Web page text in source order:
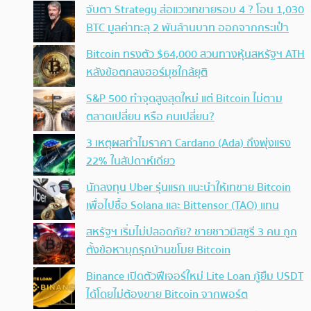
จับตา Strategy ส่อแววเทขายรอบ 4 ? โอน 1,030
BTC มูลค่าทะลุ 2 พันล้านบาท ออกจากกระเป๋า
Bitcoin ทรงตัว $64,000 สวนทางหุ้นสหรัฐฯ ATH
หลังข้อตกลงฮอร์มุซใกล้ยุติ
S&P 500 ทำจุดสูงสุดใหม่ แต่ Bitcoin ไม่ตาม
ตลาดเปลี่ยน หรือ คนเปลี่ยน?
3 เหตุผลทำไมราคา Cardano (Ada) ถึงพุ่งแรง
22% ในสัปดาห์เดียว
นักลงทุน Uber รุ่นแรก แนะนำให้เทขาย Bitcoin
เพื่อไปซื้อ Solana และ Bittensor (TAO) แทน
สหรัฐฯ เริ่มไม่ปลอดภัย? ชายชาวมิสซูรี 3 คน ถูก
ตั้งข้อหาบุกรุกบ้านขโมย Bitcoin
Binance เปิดตัวฟีเจอร์ใหม่ Lite Loan กู้ยืม USDT
ได้โดยไม่ต้องขาย Bitcoin จากพอร์ต